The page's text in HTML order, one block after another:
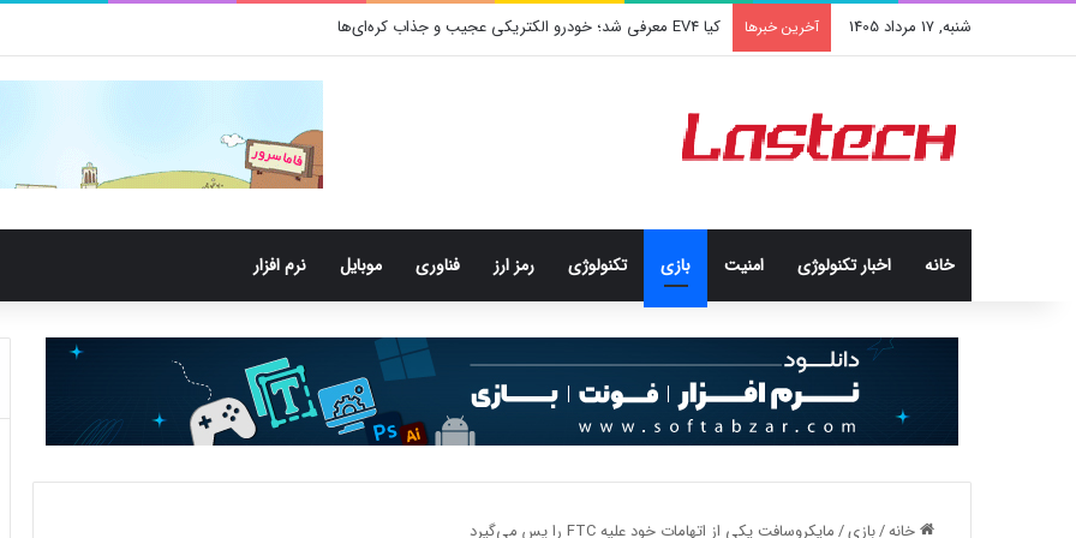
شنبه, 17 مرداد 1405 آخرین خبرها کیا EV4 معرفی شد؛ خودرو الکتریکی عجیب و جذاب کره‌ای‌ها
خانه اخبار تکنولوژی امنيت بازی تکنولوژی رمز ارز فناوری موبایل نرم افزار
خانه/بازی/مایکروسافت یکی از اتهامات خود علیه FTC را پس می‌گیرد